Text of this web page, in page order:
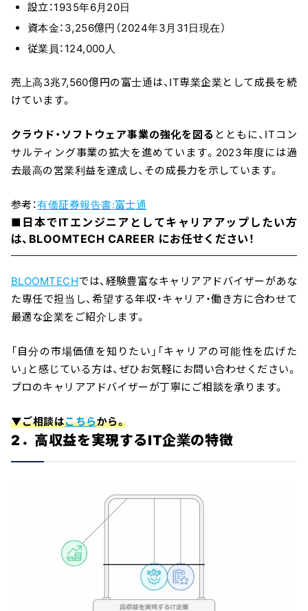
設立：1935年6月20日
資本金：3,256億円（2024年3月31日現在）
従業員：124,000人
売上高3兆7,560億円の富士通は、IT専業企業として成長を続
けています。
クラウド・ソフトウェア事業の強化を図る とともに、ITコン
サルティング事業の拡大を進めています。2023年度には過
去最高の営業利益を達成し、その成長力を示しています。
参考：有価証券報告書:富士通
■日本でITエンジニアとしてキャリアアップしたい方
は、BLOOMTECH CAREER にお任せください！
BLOOMTECHでは、経験豊富なキャリアアドバイザーがあな
た専任で担当し、希望する年収・キャリア・働き方に合わせて
最適な企業をご紹介します。
「自分の市場価値を知りたい」「キャリアの可能性を広げた
い」と感じている方は、ぜひお気軽にお問い合わせください。
プロのキャリアアドバイザーが丁寧にご相談を承ります。
▼ご相談はこちらから。
2．高収益を実現するIT企業の特徴